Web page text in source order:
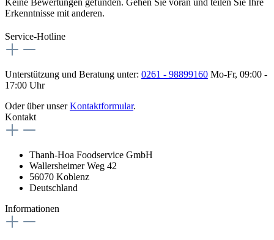
Erkenntnisse mit anderen.
Service-Hotline
Unterstützung und Beratung unter: 0261 - 98899160 Mo-Fr, 09:00 -
17:00 Uhr
Oder über unserKontaktformular.
Kontakt
Thanh-Hoa Foodservice GmbH
Wallersheimer Weg 42
56070 Koblenz
Deutschland
Informationen